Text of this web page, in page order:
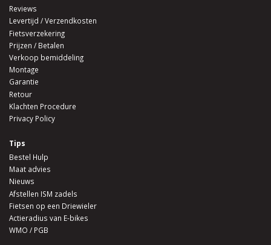
Reviews
Levertijd / Verzendkosten
Fietsverzekering
Prijzen / Betalen
Verkoop bemiddeling
Montage
Garantie
Retour
Klachten Procedure
Privacy Policy
Tips
Bestel Hulp
Maat advies
Nieuws
Afstellen ISM zadels
Fietsen op een Driewieler
Actieradius van E-bikes
WMO / PGB